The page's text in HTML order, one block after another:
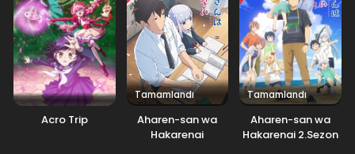
Acro Trip
Tamamlandı
Aharen-san wa
Hakarenai
Tamamlandı
Aharen-san wa
Hakarenai 2.Sezon